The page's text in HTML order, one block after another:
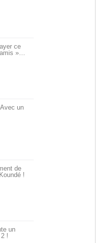
ce
»…
un
de
!
un
!